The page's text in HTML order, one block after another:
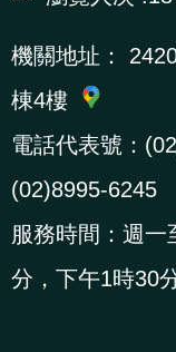
關
結
網
站
覽
民
意
箱
文
字
服
統
計
訊
E
n
l
回
首
R
S
機關地址：
棟4樓
電話代表號：
(02)8995-6245
服務時間：週
分，下午1時30